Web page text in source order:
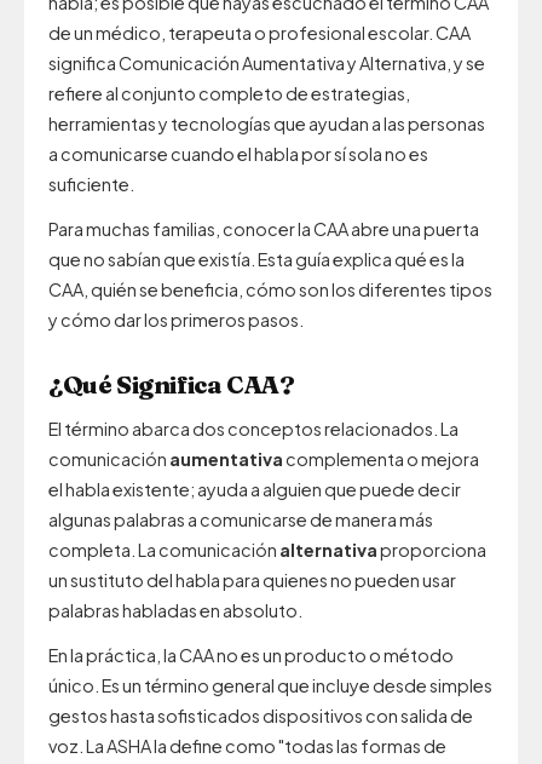
de un médico, terapeuta o profesional escolar. CAA
significa Comunicación Aumentativa y Alternativa, y se
refiere al conjunto completo de estrategias,
herramientas y tecnologías que ayudan a las personas
a comunicarse cuando el habla por sí sola no es
suficiente.
Para muchas familias, conocer la CAA abre una puerta
que no sabían que existía. Esta guía explica qué es la
CAA, quién se beneficia, cómo son los diferentes tipos
y cómo dar los primeros pasos.
¿Qué Significa CAA?
El término abarca dos conceptos relacionados. La
comunicación aumentativacomplementa o mejora
el habla existente; ayuda a alguien que puede decir
algunas palabras a comunicarse de manera más
completa. La comunicación alternativaproporciona
un sustituto del habla para quienes no pueden usar
palabras habladas en absoluto.
En la práctica, la CAA no es un producto o método
único. Es un término general que incluye desde simples
gestos hasta sofisticados dispositivos con salida de
voz. La ASHA la define como "todas las formas de